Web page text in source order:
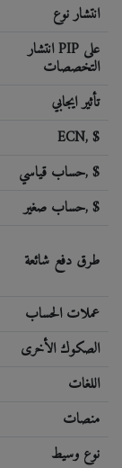
انتشار نوع
انتشار PIP على
التخصصات
تأثير ايجابي
ECN, $
حساب قياسي, $
حساب صغير, $
طرق دفع شائعة
عملات الحساب
الصكوك الأخرى
اللغات
منصات
نوع وسيط